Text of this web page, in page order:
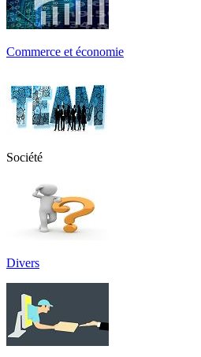
Commerce et économie
Société
Divers